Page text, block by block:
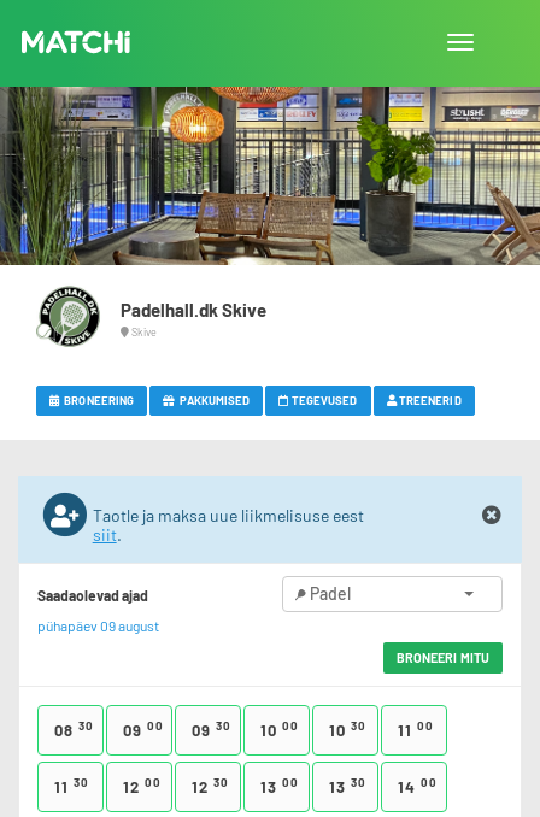
Lülita
Padelhall.dk Skive
Skive
BRONEERING PAKKUMISED TEGEVUSED TREENERID
Taotle ja maksa uue liikmelisuse eest
siit.
Saadaolevad ajad
pühapäev 09 august
Padel
BRONEERI MITU
08 30 09 00 09 30 10 00 10 30 11 00
11 30 12 00 12 30 13 00 13 30 14 00